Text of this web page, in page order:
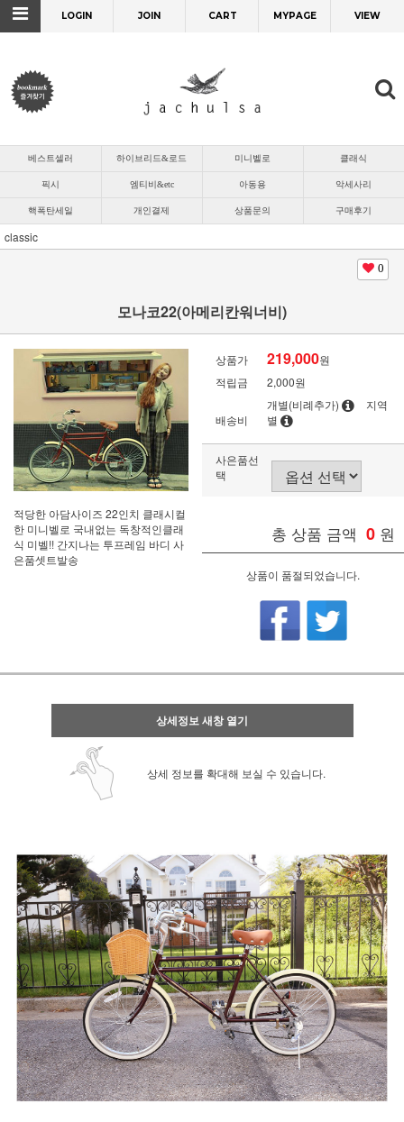
LOGIN JOIN CART MYPAGE VIEW
베스트셀러 하이브리드&로드 미니벨로 클래식
픽시 엠티비&etc 아동용 악세사리
핵폭탄세일 개인결제 상품문의 구매후기
classic
0
모나코22(아메리칸워너비)
적당한 아담사이즈 22인치 클래시컬
한 미니벨로 국내없는 독창적인클래
식 미벨!! 간지나는 투프레임 바디 사
은품셋트발송
상품가 219,000원
적립금
2,000원
배송비
개별(비례추가)
지역
별
사은품선
택
총 상품 금액 0 원
상품이 품절되었습니다.
상세정보 새창 열기
상세 정보를 확대해 보실 수 있습니다.